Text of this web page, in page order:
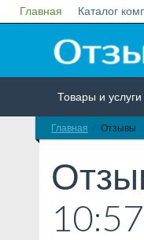
Главная Каталог
Товары и услуги
Недвижимость
Главная Отзывы